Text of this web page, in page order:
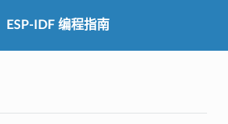
ESP-IDF 编程指南